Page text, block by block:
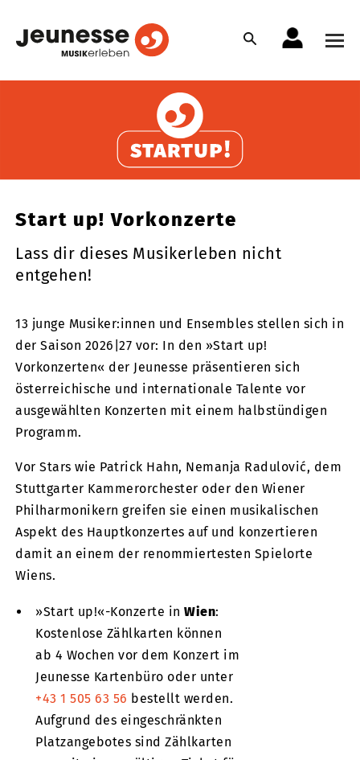
Start up! Vorkonzerte
Lass dir dieses Musikerleben nicht
entgehen!
13 junge Musiker:innen und Ensembles stellen sich in
der Saison 2026|27 vor: In den »Start up!
Vorkonzerten« der Jeunesse präsentieren sich
österreichische und internationale Talente vor
ausgewählten Konzerten mit einem halbstündigen
Programm.
Vor Stars wie Patrick Hahn, Nemanja Radulović, dem
Stuttgarter Kammerorchester oder den Wiener
Philharmonikern greifen sie einen musikalischen
Aspekt des Hauptkonzertes auf und konzertieren
damit an einem der renommiertesten Spielorte
Wiens.
»Start up!«-Konzerte inWien:
Kostenlose Zählkarten können
ab 4 Wochen vor dem Konzert im
Jeunesse Kartenbüro oder unter
+43 1 505 63 56 bestellt werden.
Aufgrund des eingeschränkten
Platzangebotes sind Zählkarten